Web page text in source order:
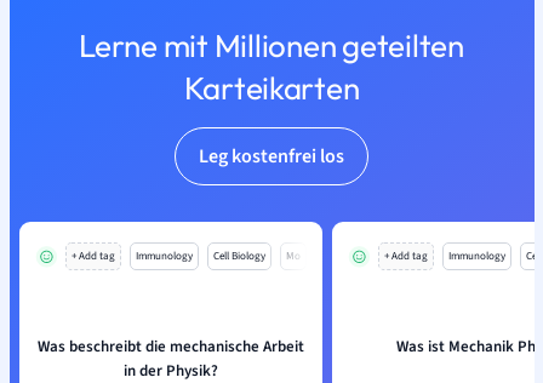
Lerne mit Millionen geteilten
Karteikarten
Leg kostenfrei los
+ Add tag Immunology Cell Biology Mo
Was beschreibt die mechanische Arbeit
in der Physik?
+ Add tag Immunology
Was ist Mechanik